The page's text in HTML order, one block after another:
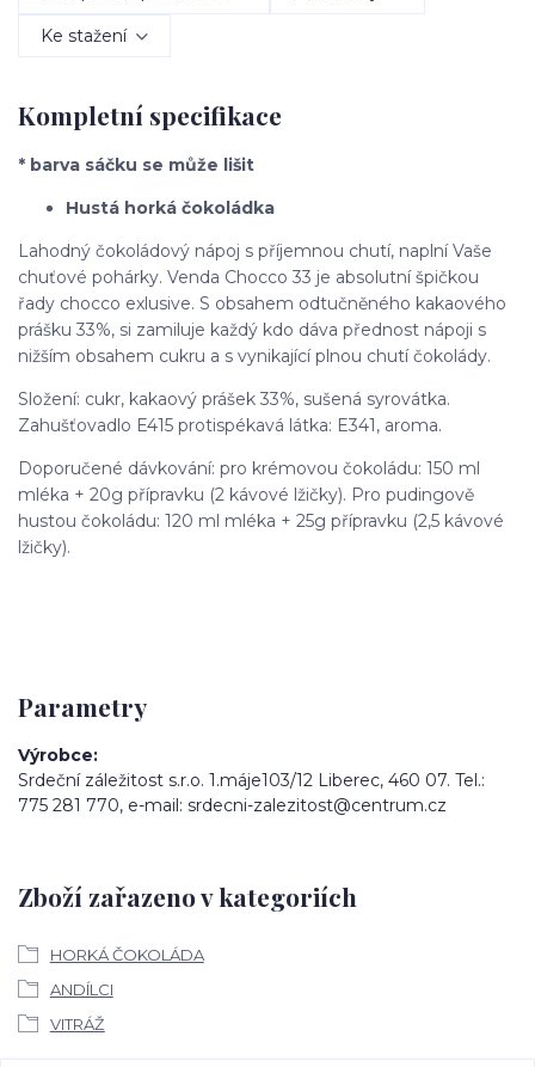
Ke stažení
Kompletní specifikace
* barva sáčku se může lišit
Hustá horká čokoládka
Lahodný čokoládový nápoj s příjemnou chutí, naplní Vaše
chuťové pohárky. Venda Chocco 33 je absolutní špičkou
řady chocco exlusive. S obsahem odtučněného kakaového
prášku 33%, si zamiluje každý kdo dáva přednost nápoji s
nižším obsahem cukru a s vynikající plnou chutí čokolády.
Složení: cukr, kakaový prášek 33%, sušená syrovátka.
Zahušťovadlo E415 protispékavá látka: E341, aroma.
Doporučené dávkování: pro krémovou čokoládu: 150 ml
mléka + 20g přípravku (2 kávové lžičky). Pro pudingově
hustou čokoládu: 120 ml mléka + 25g přípravku (2,5 kávové
lžičky).
Parametry
Výrobce
Srdeční záležitost s.r.o. 1.máje103/12 Liberec, 460 07. Tel.:
775 281 770, e-mail: srdecni-zalezitost@centrum.cz
Zboží zařazeno v kategoriích
HORKÁ ČOKOLÁDA
ANDÍLCI
VITRÁŽ